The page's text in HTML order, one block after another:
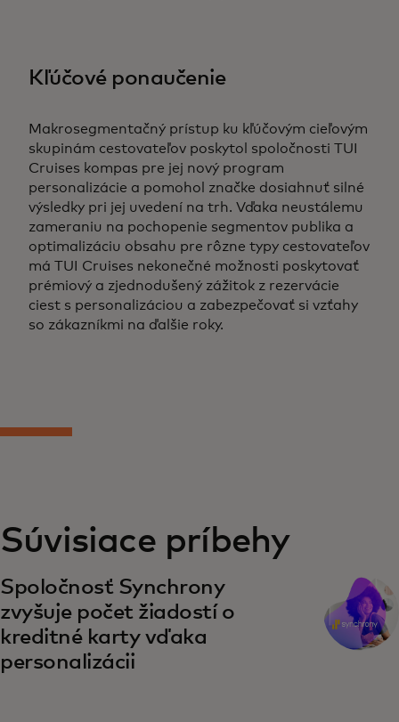
Kľúčové ponaučenie
Makrosegmentačný prístup ku kľúčovým cieľovým
skupinám cestovateľov poskytol spoločnosti TUI
Cruises kompas pre jej nový program
personalizácie a pomohol značke dosiahnuť silné
výsledky pri jej uvedení na trh. Vďaka neustálemu
zameraniu na pochopenie segmentov publika a
optimalizáciu obsahu pre rôzne typy cestovateľov
má TUI Cruises nekonečné možnosti poskytovať
prémiový a zjednodušený zážitok z rezervácie
ciest s personalizáciou a zabezpečovať si vzťahy
so zákazníkmi na ďalšie roky.
Súvisiace príbehy
Spoločnosť Synchrony
zvyšuje počet žiadostí o
kreditné karty vďaka
personalizácii